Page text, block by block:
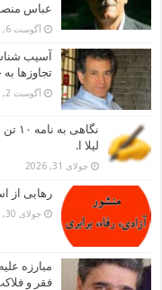
عباس
آگوست 6, 2026
آسیب
تجاوزها
آگوست 2, 2026
لیلا ا.
جولای 31, 2026
رهایی از
جولای 30, 2026
مبارزه
فقر و